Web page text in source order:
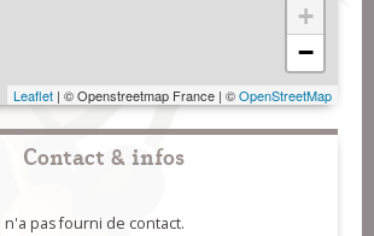
+
−
Leaflet | © Openstreetmap France | ©OpenStreetMap
Contact & infos
pas fourni de contact.